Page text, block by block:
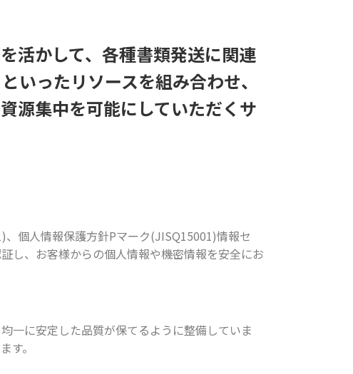
活かして、各種書類発送に関連
いったリソースを組み合わせ、
源集中を可能にしていただくサ
個人情報保護方針Pマーク(JISQ15001)情報セ
し、お客様からの個人情報や機密情報を安全にお
一に安定した品質が保てるように整備していま
す。